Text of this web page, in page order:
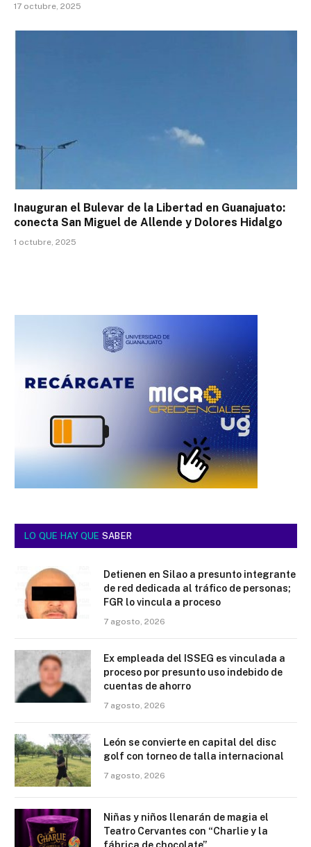
17 octubre, 2025
Inauguran el Bulevar de la Libertad en Guanajuato:
conecta San Miguel de Allende y Dolores Hidalgo
1 octubre, 2025
LO QUE HAY QUE SABER
Detienen en Silao a presunto integrante
de red dedicada al tráfico de personas;
FGR lo vincula a proceso
7 agosto, 2026
Ex empleada del ISSEG es vinculada a
proceso por presunto uso indebido de
cuentas de ahorro
7 agosto, 2026
León se convierte en capital del disc
golf con torneo de talla internacional
7 agosto, 2026
Niñas y niños llenarán de magia el
Teatro Cervantes con “Charlie y la